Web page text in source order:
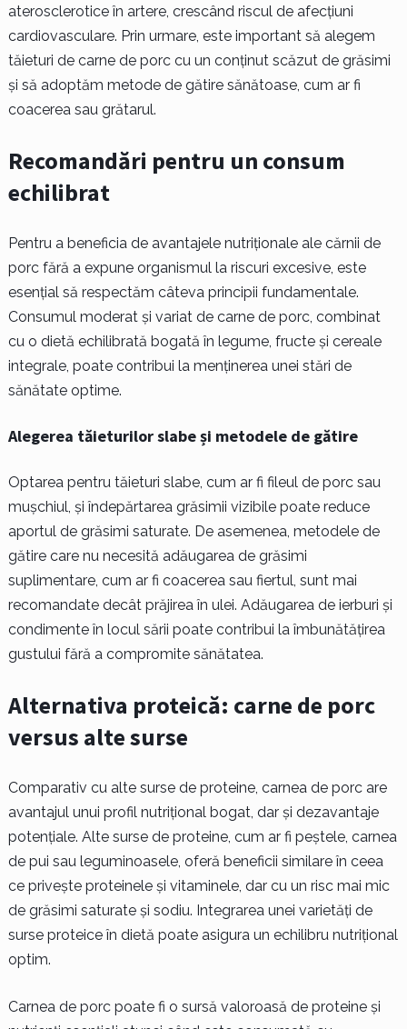
aterosclerotice în artere, crescând riscul de afecțiuni
cardiovasculare. Prin urmare, este important să alegem
tăieturi de carne de porc cu un conținut scăzut de grăsimi
și să adoptăm metode de gătire sănătoase, cum ar fi
coacerea sau grătarul.
Recomandări pentru un consum
echilibrat
Pentru a beneficia de avantajele nutriționale ale cărnii de
porc fără a expune organismul la riscuri excesive, este
esențial să respectăm câteva principii fundamentale.
Consumul moderat și variat de carne de porc, combinat
cu o dietă echilibrată bogată în legume, fructe și cereale
integrale, poate contribui la menținerea unei stări de
sănătate optime.
Alegerea tăieturilor slabe și metodele de gătire
Optarea pentru tăieturi slabe, cum ar fi fileul de porc sau
mușchiul, și îndepărtarea grăsimii vizibile poate reduce
aportul de grăsimi saturate. De asemenea, metodele de
gătire care nu necesită adăugarea de grăsimi
suplimentare, cum ar fi coacerea sau fiertul, sunt mai
recomandate decât prăjirea în ulei. Adăugarea de ierburi și
condimente în locul sării poate contribui la îmbunătățirea
gustului fără a compromite sănătatea.
Alternativa proteică: carne de porc
versus alte surse
Comparativ cu alte surse de proteine, carnea de porc are
avantajul unui profil nutrițional bogat, dar și dezavantaje
potențiale. Alte surse de proteine, cum ar fi peștele, carnea
de pui sau leguminoasele, oferă beneficii similare în ceea
ce privește proteinele și vitaminele, dar cu un risc mai mic
de grăsimi saturate și sodiu. Integrarea unei varietăți de
surse proteice în dietă poate asigura un echilibru nutrițional
optim.
Carnea de porc poate fi o sursă valoroasă de proteine și